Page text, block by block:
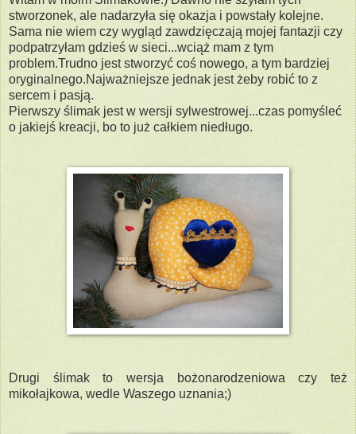
stworzonek, ale nadarzyła się okazja i powstały kolejne.
Sama nie wiem czy wygląd zawdzięczają mojej fantazji czy
podpatrzyłam gdzieś w sieci...wciąż mam z tym
problem.Trudno jest stworzyć coś nowego, a tym bardziej
oryginalnego.Najważniejsze jednak jest żeby robić to z
sercem i pasją.
Pierwszy ślimak jest w wersji sylwestrowej...czas pomyśleć
o jakiejś kreacji, bo to już całkiem niedługo.
Drugi ślimak to wersja bożonarodzeniowa czy też
mikołajkowa, wedle Waszego uznania;)